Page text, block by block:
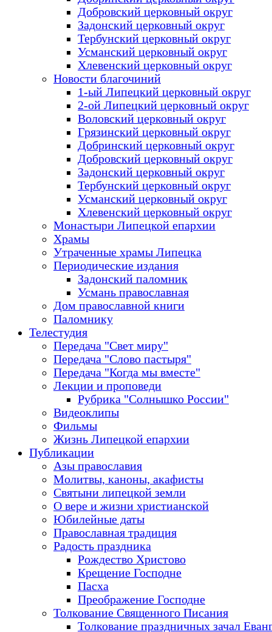
Добровский церковный округ
Задонский церковный округ
Тербунский церковный округ
Усманский церковный округ
Хлевенский церковный округ
Новости благочиний
1-ый Липецкий церковный округ
2-ой Липецкий церковный округ
Воловский церковный округ
Грязинский церковный округ
Добринский церковный округ
Добровский церковный округ
Задонский церковный округ
Тербунский церковный округ
Усманский церковный округ
Хлевенский церковный округ
Монастыри Липецкой епархии
Храмы
Утраченные храмы Липецка
Периодические издания
Задонский паломник
Усмань православная
Дом православной книги
Паломнику
Телестудия
Передача "Свет миру"
Передача "Слово пастыря"
Передача "Когда мы вместе"
Лекции и проповеди
Рубрика "Солнышко России"
Видеоклипы
Фильмы
Жизнь Липецкой епархии
Публикации
Азы православия
Молитвы, каноны, акафисты
Святыни липецкой земли
О вере и жизни христианской
Юбилейные даты
Православная традиция
Радость праздника
Рождество Христово
Крещение Господне
Пасха
Преображение Господне
Толкование Священного Писания
Толкование праздничных зачал